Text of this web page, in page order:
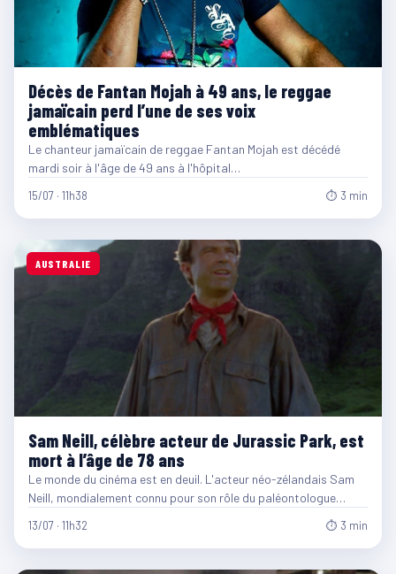
Décès de Fantan Mojah à 49 ans, le reggae
jamaïcain perd l’une de ses voix
emblématiques
Le chanteur jamaïcain de reggae Fantan Mojah est décédé
mardi soir à l'âge de 49 ans à l'hôpital…
15/07 · 11h38 ⏱ 3 min
AUSTRALIE
Sam Neill, célèbre acteur de Jurassic Park, est
mort à l’âge de 78 ans
Le monde du cinéma est en deuil. L'acteur néo-zélandais Sam
Neill, mondialement connu pour son rôle du paléontologue…
13/07 · 11h32 ⏱ 3 min